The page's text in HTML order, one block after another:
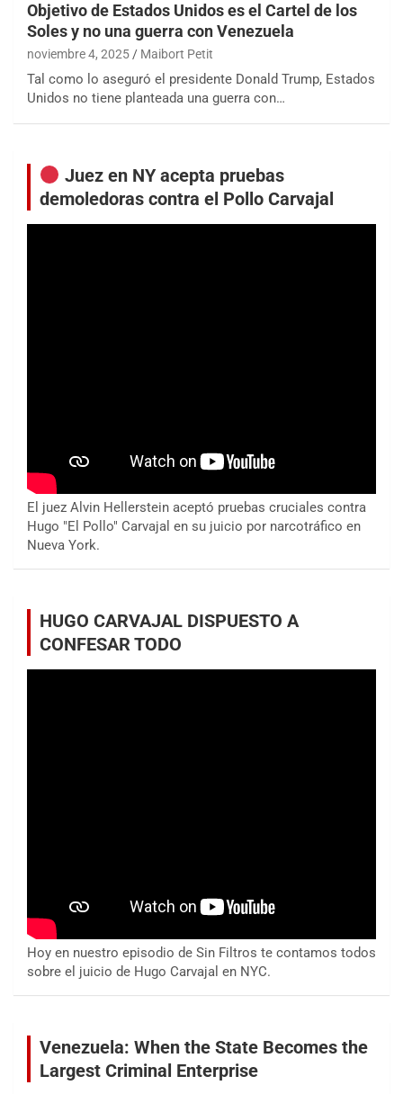
Objetivo de Estados Unidos es el Cartel de los
Soles y no una guerra con Venezuela
noviembre 4, 2025 Maibort Petit
Tal como lo aseguró el presidente Donald Trump, Estados
Unidos no tiene planteada una guerra con…
Juez en NY acepta pruebas
demoledoras contra el Pollo Carvajal
El juez Alvin Hellerstein aceptó pruebas cruciales contra
Hugo "El Pollo" Carvajal en su juicio por narcotráfico en
Nueva York.
HUGO CARVAJAL DISPUESTO A
CONFESAR TODO
Hoy en nuestro episodio de Sin Filtros te contamos todos
sobre el juicio de Hugo Carvajal en NYC.
Venezuela: When the State Becomes the
Largest Criminal Enterprise